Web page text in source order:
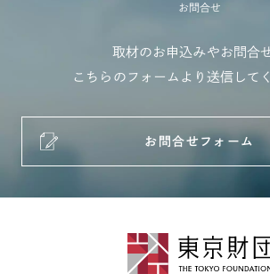
お問合せ
取材のお申込みやお問合
こちらのフォームより送信して
お問合せフォーム